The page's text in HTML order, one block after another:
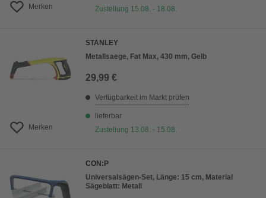
Merken
Zustellung 15.08. - 18.08.
Merken
STANLEY
Metallsaege, Fat Max, 430 mm, Gelb
29,99 €
Verfügbarkeit im Markt prüfen
lieferbar
Zustellung 13.08. - 15.08.
CON:P
Universalsägen-Set, Länge: 15 cm, Material
Sägeblatt: Metall